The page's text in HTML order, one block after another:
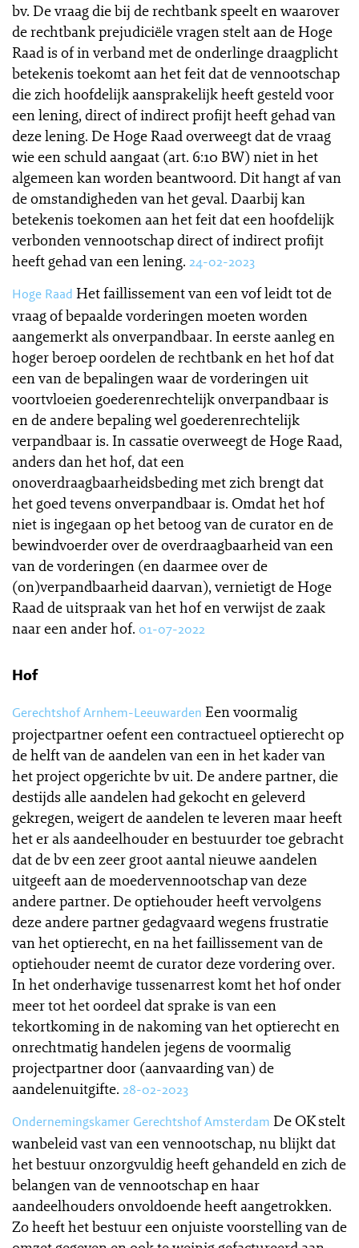
bv. De vraag die bij de rechtbank speelt en waarover
de rechtbank prejudiciële vragen stelt aan de Hoge
Raad is of in verband met de onderlinge draagplicht
betekenis toekomt aan het feit dat de vennootschap
die zich hoofdelijk aansprakelijk heeft gesteld voor
een lening, direct of indirect profijt heeft gehad van
deze lening. De Hoge Raad overweegt dat de vraag
wie een schuld aangaat (art. 6:10 BW) niet in het
algemeen kan worden beantwoord. Dit hangt af van
de omstandigheden van het geval. Daarbij kan
betekenis toekomen aan het feit dat een hoofdelijk
verbonden vennootschap direct of indirect profijt
heeft gehad van een lening. 24-02-2023
Hoge Raad Het faillissement van een vof leidt tot de
vraag of bepaalde vorderingen moeten worden
aangemerkt als onverpandbaar. In eerste aanleg en
hoger beroep oordelen de rechtbank en het hof dat
een van de bepalingen waar de vorderingen uit
voortvloeien goederenrechtelijk onverpandbaar is
en de andere bepaling wel goederenrechtelijk
verpandbaar is. In cassatie overweegt de Hoge Raad,
anders dan het hof, dat een
onoverdraagbaarheidsbeding met zich brengt dat
het goed tevens onverpandbaar is. Omdat het hof
niet is ingegaan op het betoog van de curator en de
bewindvoerder over de overdraagbaarheid van een
van de vorderingen (en daarmee over de
(on)verpandbaarheid daarvan), vernietigt de Hoge
Raad de uitspraak van het hof en verwijst de zaak
naar een ander hof. 01-07-2022
Hof
Gerechtshof Arnhem-Leeuwarden Een voormalig
projectpartner oefent een contractueel optierecht op
de helft van de aandelen van een in het kader van
het project opgerichte bv uit. De andere partner, die
destijds alle aandelen had gekocht en geleverd
gekregen, weigert de aandelen te leveren maar heeft
het er als aandeelhouder en bestuurder toe gebracht
dat de bv een zeer groot aantal nieuwe aandelen
uitgeeft aan de moedervennootschap van deze
andere partner. De optiehouder heeft vervolgens
deze andere partner gedagvaard wegens frustratie
van het optierecht, en na het faillissement van de
optiehouder neemt de curator deze vordering over.
In het onderhavige tussenarrest komt het hof onder
meer tot het oordeel dat sprake is van een
tekortkoming in de nakoming van het optierecht en
onrechtmatig handelen jegens de voormalig
projectpartner door (aanvaarding van) de
aandelenuitgifte. 28-02-2023
Ondernemingskamer Gerechtshof Amsterdam De OK stelt
wanbeleid vast van een vennootschap, nu blijkt dat
het bestuur onzorgvuldig heeft gehandeld en zich de
belangen van de vennootschap en haar
aandeelhouders onvoldoende heeft aangetrokken.
Zo heeft het bestuur een onjuiste voorstelling van de